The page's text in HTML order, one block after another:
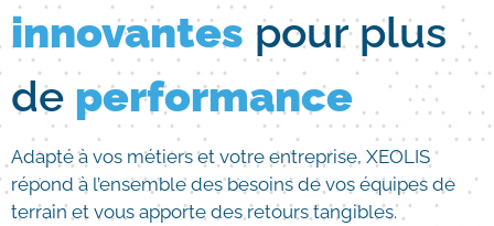
innovantes pour plus
de performance
Adapté à vos métiers et votre entreprise, XEOLIS
répond à l’ensemble des besoins de vos équipes de
terrain et vous apporte des retours tangibles.